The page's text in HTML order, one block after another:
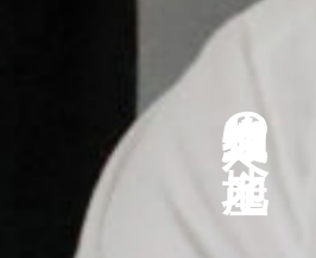
遠州織物の産地へ